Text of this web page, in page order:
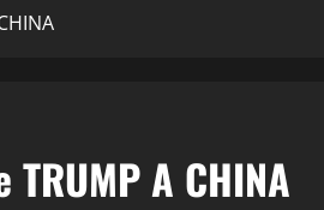
A CHINA